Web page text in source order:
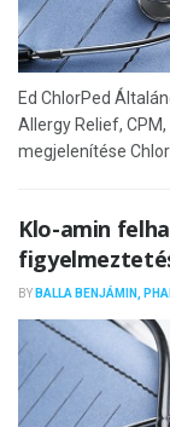
Ed ChlorPed
Allergy Relief,
megjelenítése
Klo-amin
BY BALLA BENJÁMIN,